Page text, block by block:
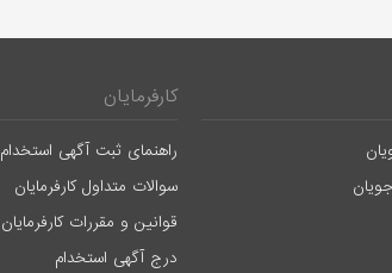
کارفرمایان
راهنمای ثبت آگهی استخدام
سوالات متداول کارفرمایان
قوانین و مقررات کارفرمایان
درج آگهی استخدام